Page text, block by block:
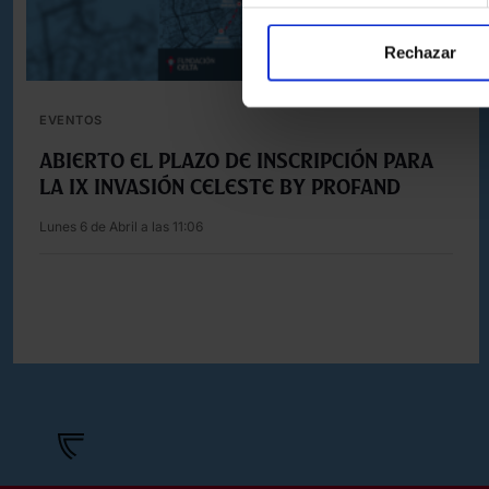
Rechazar
EVENTOS
ABIERTO EL PLAZO DE INSCRIPCIÓN PARA
LA IX INVASIÓN CELESTE BY PROFAND
Lunes 6 de Abril a las 11:06